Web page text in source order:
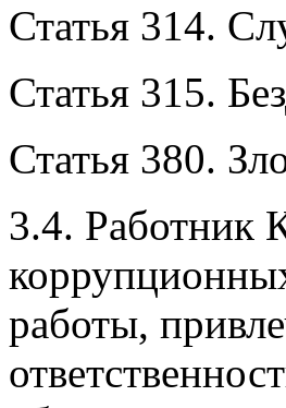
Статья 314.
Статья 315.
Статья 380.
3.4. Работник
работы,